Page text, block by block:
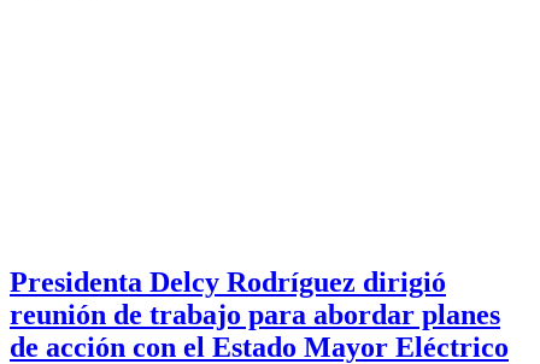
Presidenta Delcy Rodríguez dirigió
reunión de trabajo para abordar planes
de acción con el Estado Mayor Eléctrico